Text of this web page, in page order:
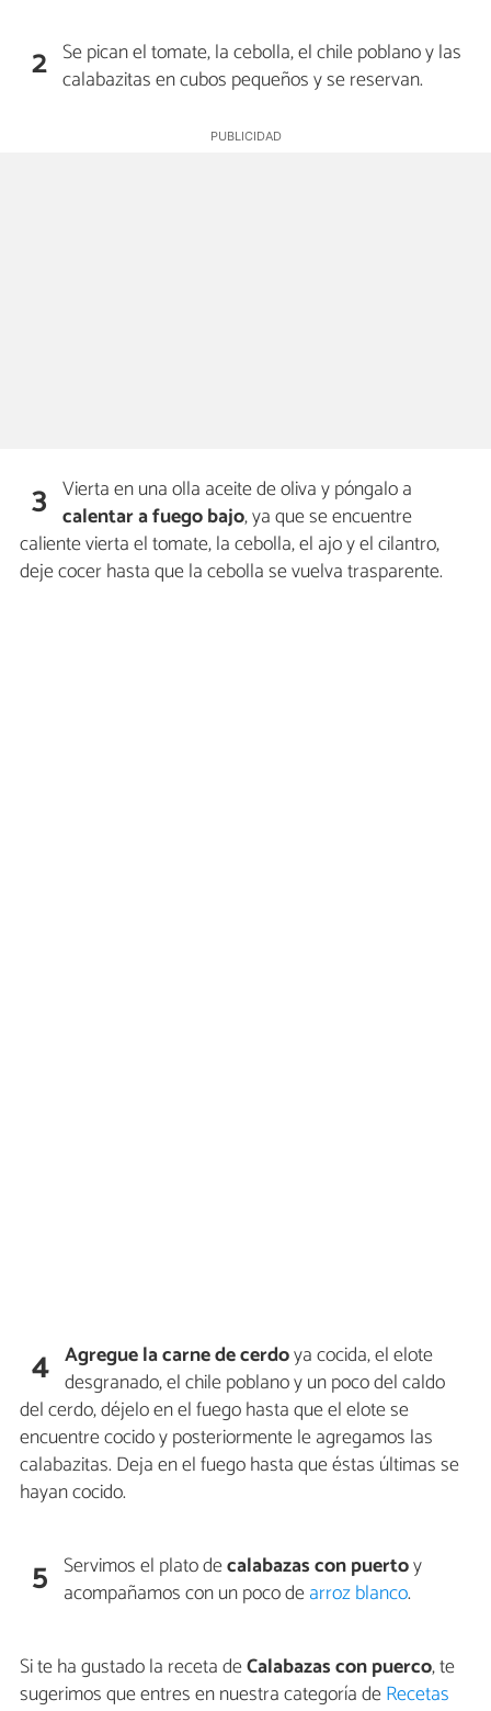
2 Se pican el tomate, la cebolla, el chile poblano y las
calabazitas en cubos pequeños y se reservan.
3 Vierta en una olla aceite de oliva y póngalo a
calentar a fuego bajo, ya que se encuentre
caliente vierta el tomate, la cebolla, el ajo y el cilantro,
deje cocer hasta que la cebolla se vuelva trasparente.
4 Agregue la carne de cerdoya cocida, el elote
desgranado, el chile poblano y un poco del caldo
del cerdo, déjelo en el fuego hasta que el elote se
encuentre cocido y posteriormente le agregamos las
calabazitas. Deja en el fuego hasta que éstas últimas se
hayan cocido.
5 Servimos el plato decalabazas con puertoy
acompañamos con un poco dearroz blanco.
Si te ha gustado la receta deCalabazas con puerco, te
sugerimos que entres en nuestra categoría deRecetas